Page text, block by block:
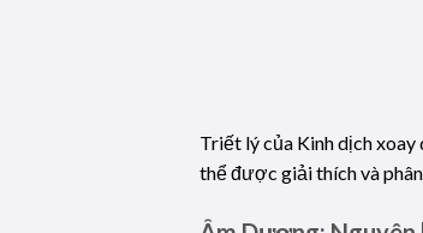
Triết lý của Kinh dịch
thể được giải thích và